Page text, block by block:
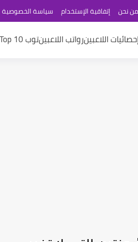
من نحن إتفاقية الإستخدام سياسة الخصوصية
اللاعبينرواتب اللاعبينتوب 10 Top